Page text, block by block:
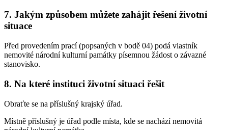
7. Jakým způsobem můžete zahájit řešení životní
situace
Před provedením prací (popsaných v bodě 04) podá vlastník
nemovité národní kulturní památky písemnou žádost o závazné
stanovisko.
8. Na které instituci životní situaci řešit
Obraťte se na příslušný krajský úřad.
Místně příslušný je úřad podle místa, kde se nachází nemovitá